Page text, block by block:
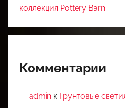
коллекция Pottery Barn
Комментарии
admin к Грунтовые